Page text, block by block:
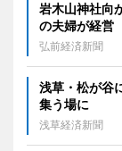
岩木山神社向
の夫婦が経営
弘前経済新聞
浅草・松が
集う場に
浅草経済新聞